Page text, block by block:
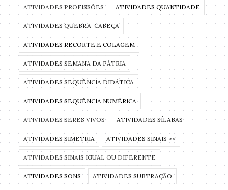
ATIVIDADES PROFISSÕES ATIVIDADES QUANTIDADE
ATIVIDADES QUEBRA-CABEÇA
ATIVIDADES RECORTE E COLAGEM
ATIVIDADES SEMANA DA PÁTRIA
ATIVIDADES SEQUÊNCIA DIDÁTICA
ATIVIDADES SEQUÊNCIA NUMÉRICA
ATIVIDADES SERES VIVOS ATIVIDADES SÍLABAS
ATIVIDADES SIMETRIA ATIVIDADES SINAIS ><
ATIVIDADES SINAIS IGUAL OU DIFERENTE
ATIVIDADES SONS ATIVIDADES SUBTRAÇÃO